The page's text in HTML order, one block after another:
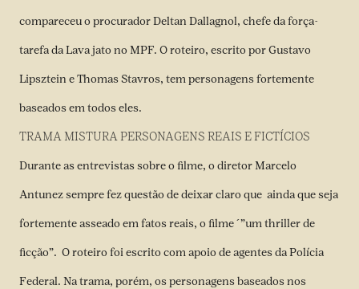
compareceu o procurador Deltan Dallagnol, chefe da força-
tarefa da Lava jato no MPF. O roteiro, escrito por Gustavo
Lipsztein e Thomas Stavros, tem personagens fortemente
baseados em todos eles.
TRAMA MISTURA PERSONAGENS REAIS E FICTÍCIOS
Durante as entrevistas sobre o filme, o diretor Marcelo
Antunez sempre fez questão de deixar claro que ainda que seja
fortemente asseado em fatos reais, o filme ´”um thriller de
ficção”. O roteiro foi escrito com apoio de agentes da Polícia
Federal. Na trama, porém, os personagens baseados nos